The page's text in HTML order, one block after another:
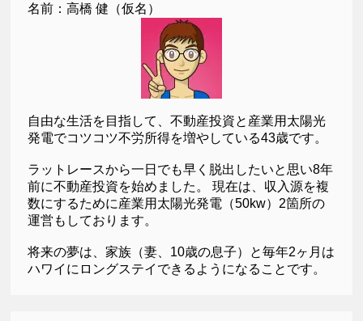
名前：高橋 健（仮名）
自由な生活を目指して、不動産投資と産業用太陽光
発電でコツコツ不労所得を増やしている43歳です。
ラットレースから一日でも早く脱出したいと思い8年
前に不動産投資を始めました。 現在は、収入源を複
数にするために産業用太陽光発電（50kw）2箇所の
運営もしております。
将来の夢は、家族（妻、10歳の息子）と毎年2ヶ月は
ハワイにロングステイできるようになることです。